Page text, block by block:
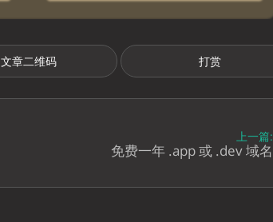
文章二维码 打赏
上一篇:
免费一年 .app 或 .dev 域名